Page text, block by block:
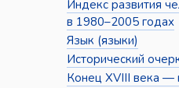
Индекс развития
в 1980–2005 годах
Язык (языки)
Исторический
Конец XVIII века —